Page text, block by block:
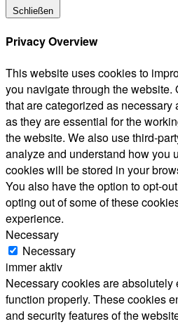
Schließen
Privacy Overview
This website uses cookies to
you navigate through the website.
that are categorized as necessary
as they are essential for the
the website. We also use third-
analyze and understand how you
cookies will be stored in your
You also have the option to opt-
opting out of some of these
experience.
Necessary
Necessary
immer aktiv
Necessary cookies are
function properly. These cookies
and security features of the